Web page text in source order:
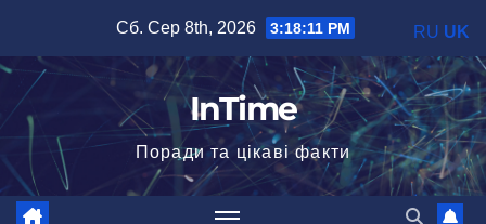
вмісту
Сб. Сер 8th, 2026 3:18:12 PM
InTime
Поради та цікаві факти
RU UK